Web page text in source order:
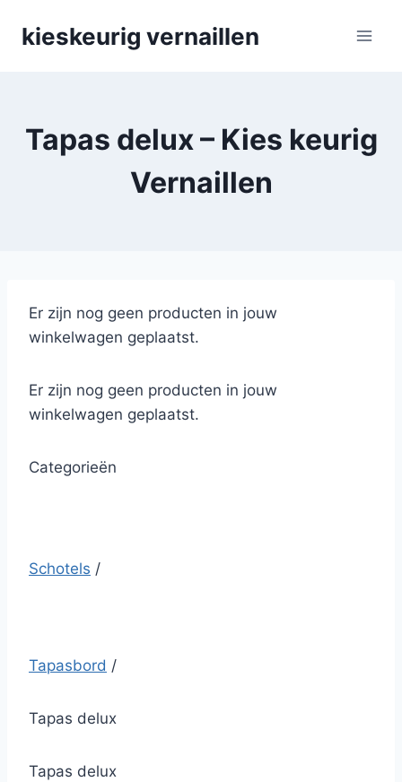
kieskeurig vernaillen
Tapas delux – Kies keurig
Vernaillen
Er zijn nog geen producten in jouw
winkelwagen geplaatst.
Er zijn nog geen producten in jouw
winkelwagen geplaatst.
Categorieën
Schotels /
Tapasbord /
Tapas delux
Tapas delux